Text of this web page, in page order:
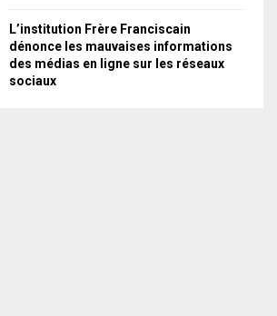
L’institution Frère Franciscain
dénonce les mauvaises informations
des médias en ligne sur les réseaux
sociaux